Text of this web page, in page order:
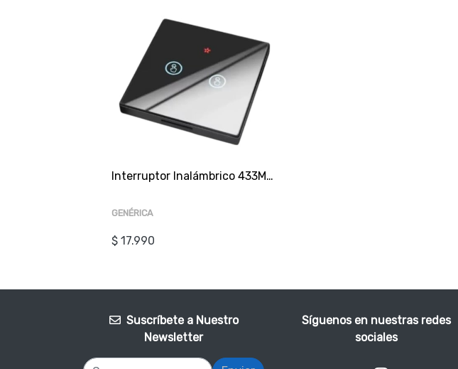
Interruptor Inalámbrico 433Mhz Negro 2 Botón + 2 Receptor B3B
GENÉRICA
$ 17.990
Suscríbete a Nuestro
Newsletter
Síguenos en nuestras redes
sociales